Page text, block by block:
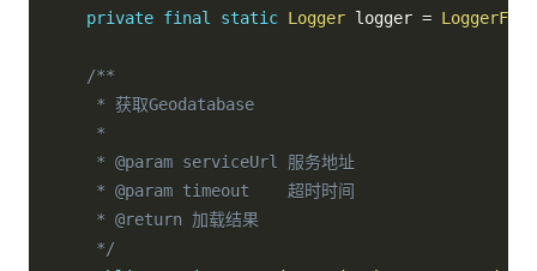
private final static Logger logger =
/**
     * 获取Geodatabase
     *
     * @param serviceUrl 服务地址
     * @param timeout    超时时间
     * @return 加载结果
     */